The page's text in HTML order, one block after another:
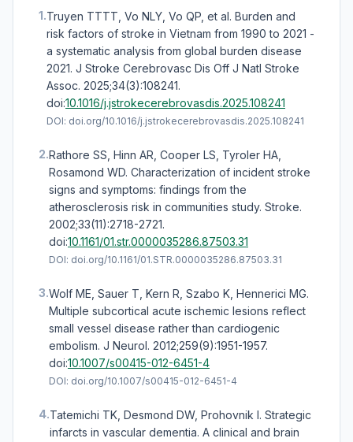
1.Truyen TTTT, Vo NLY, Vo QP, et al. Burden and
risk factors of stroke in Vietnam from 1990 to 2021 -
a systematic analysis from global burden disease
2021. J Stroke Cerebrovasc Dis Off J Natl Stroke
Assoc. 2025;34(3):108241.
doi:10.1016/j.jstrokecerebrovasdis.2025.108241
DOI: doi.org/10.1016/j.jstrokecerebrovasdis.2025.108241
2.Rathore SS, Hinn AR, Cooper LS, Tyroler HA,
Rosamond WD. Characterization of incident stroke
signs and symptoms: findings from the
atherosclerosis risk in communities study. Stroke.
2002;33(11):2718-2721.
doi:10.1161/01.str.0000035286.87503.31
DOI: doi.org/10.1161/01.STR.0000035286.87503.31
3.Wolf ME, Sauer T, Kern R, Szabo K, Hennerici MG.
Multiple subcortical acute ischemic lesions reflect
small vessel disease rather than cardiogenic
embolism. J Neurol. 2012;259(9):1951-1957.
doi:10.1007/s00415-012-6451-4
DOI: doi.org/10.1007/s00415-012-6451-4
4.Tatemichi TK, Desmond DW, Prohovnik I. Strategic
infarcts in vascular dementia. A clinical and brain